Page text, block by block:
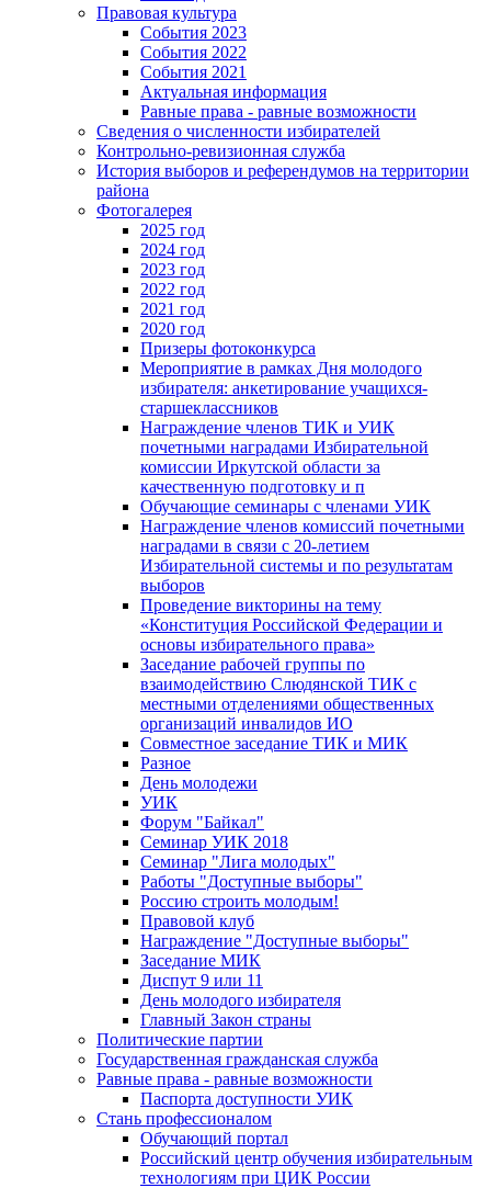
Правовая культура
События 2023
События 2022
События 2021
Актуальная информация
Равные права - равные возможности
Сведения о численности избирателей
Контрольно-ревизионная служба
История выборов и референдумов на территории
района
Фотогалерея
2025 год
2024 год
2023 год
2022 год
2021 год
2020 год
Призеры фотоконкурса
Мероприятие в рамках Дня молодого
избирателя: анкетирование учащихся-
старшеклассников
Награждение членов ТИК и УИК
почетными наградами Избирательной
комиссии Иркутской области за
качественную подготовку и п
Обучающие семинары с членами УИК
Награждение членов комиссий почетными
наградами в связи с 20-летием
Избирательной системы и по результатам
выборов
Проведение викторины на тему
«Конституция Российской Федерации и
основы избирательного права»
Заседание рабочей группы по
взаимодействию Слюдянской ТИК с
местными отделениями общественных
организаций инвалидов ИО
Совместное заседание ТИК и МИК
Разное
День молодежи
УИК
Форум "Байкал"
Семинар УИК 2018
Семинар "Лига молодых"
Работы "Доступные выборы"
Россию строить молодым!
Правовой клуб
Награждение "Доступные выборы"
Заседание МИК
Диспут 9 или 11
День молодого избирателя
Главный Закон страны
Политические партии
Государственная гражданская служба
Равные права - равные возможности
Паспорта доступности УИК
Стань профессионалом
Обучающий портал
Российский центр обучения избирательным
технологиям при ЦИК России